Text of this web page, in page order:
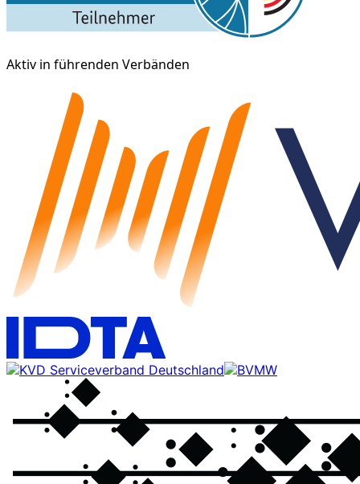
Aktiv in führenden Verbänden